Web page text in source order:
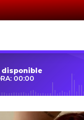
disponible
00:00